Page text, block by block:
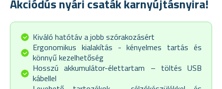
Akciódús nyári csaták karnyújtásnyira!
Kiváló hatótáv a jobb szórakozásért
Ergonomikus kialakítás - kényelmes tartás és
könnyű kezelhetőség
Hosszú akkumulátor-élettartam – töltés USB
kábellel